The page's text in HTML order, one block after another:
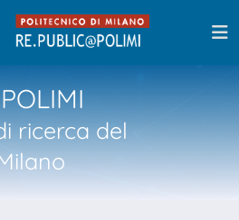
ricerca del